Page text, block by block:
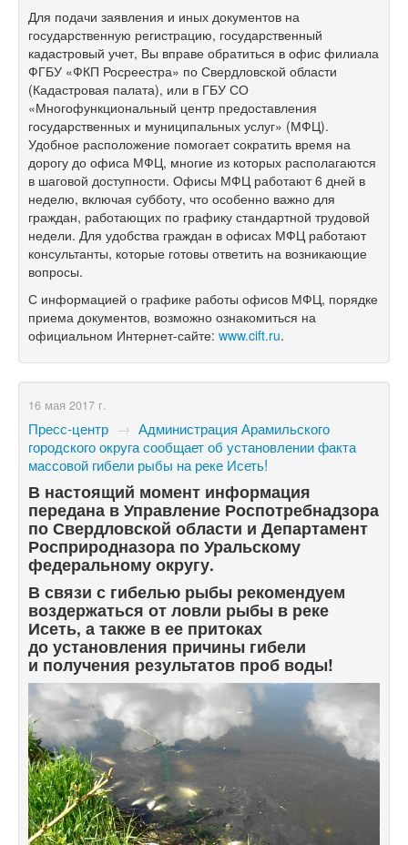
Для подачи заявления и иных документов на
государственную регистрацию, государственный
кадастровый учет, Вы вправе обратиться в офис филиала
ФГБУ «ФКП Росреестра» по Свердловской области
(Кадастровая палата), или в ГБУ СО
«Многофункциональный центр предоставления
государственных и муниципальных услуг» (МФЦ).
Удобное расположение помогает сократить время на
дорогу до офиса МФЦ, многие из которых располагаются
в шаговой доступности. Офисы МФЦ работают 6 дней в
неделю, включая субботу, что особенно важно для
граждан, работающих по графику стандартной трудовой
недели. Для удобства граждан в офисах МФЦ работают
консультанты, которые готовы ответить на возникающие
вопросы.
С информацией о графике работы офисов МФЦ, порядке
приема документов, возможно ознакомиться на
официальном Интернет-сайте: www.cift.ru.
16 мая 2017 г.
Пресс-центр → Администрация Арамильского
городского округа сообщает об установлении факта
массовой гибели рыбы на реке Исеть!
В настоящий момент информация
передана в Управление Роспотребнадзора
по Свердловской области и Департамент
Росприродназора по Уральскому
федеральному округу.
В связи с гибелью рыбы рекомендуем
воздержаться от ловли рыбы в реке
Исеть, а также в ее притоках
до установления причины гибели
и получения результатов проб воды!